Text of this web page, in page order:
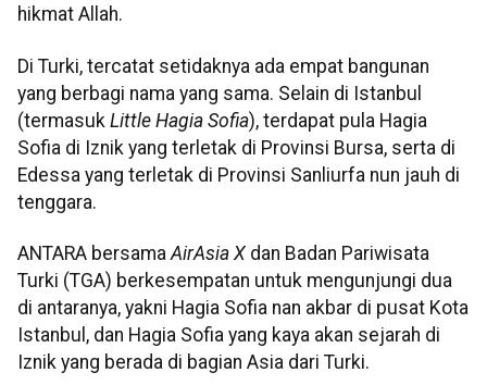
hikmat Allah.
Di Turki, tercatat setidaknya ada empat bangunan
yang berbagi nama yang sama. Selain di Istanbul
(termasuk Little Hagia Sofia), terdapat pula Hagia
Sofia di Iznik yang terletak di Provinsi Bursa, serta di
Edessa yang terletak di Provinsi Sanliurfa nun jauh di
tenggara.
ANTARA bersama AirAsia X dan Badan Pariwisata
Turki (TGA) berkesempatan untuk mengunjungi dua
di antaranya, yakni Hagia Sofia nan akbar di pusat Kota
Istanbul, dan Hagia Sofia yang kaya akan sejarah di
Iznik yang berada di bagian Asia dari Turki.